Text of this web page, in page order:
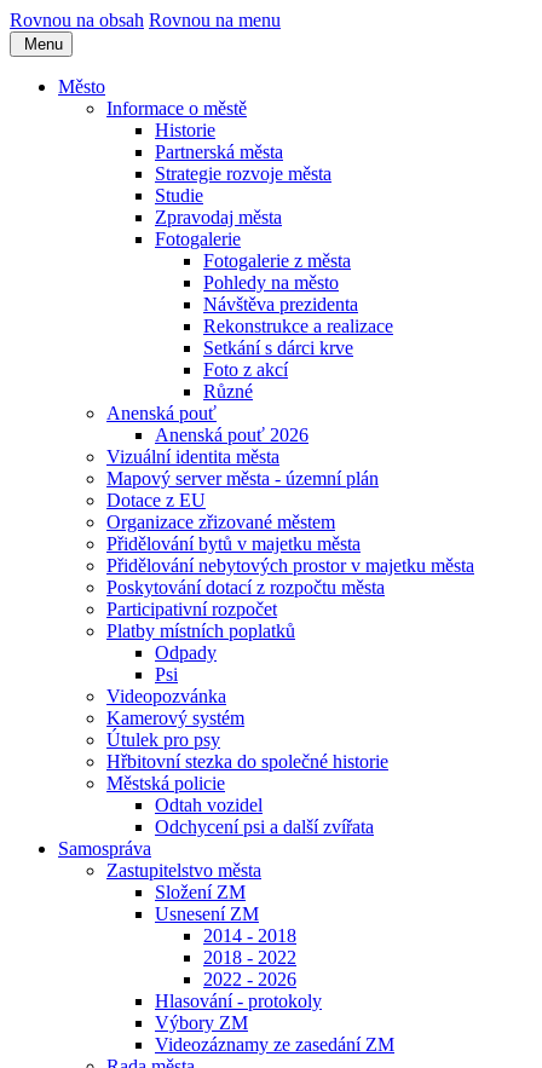
Rovnou na obsah Rovnou na menu
Menu
Město
Informace o městě
Historie
Partnerská města
Strategie rozvoje města
Studie
Zpravodaj města
Fotogalerie
Fotogalerie z města
Pohledy na město
Návštěva prezidenta
Rekonstrukce a realizace
Setkání s dárci krve
Foto z akcí
Různé
Anenská pouť
Anenská pouť 2026
Vizuální identita města
Mapový server města - územní plán
Dotace z EU
Organizace zřizované městem
Přidělování bytů v majetku města
Přidělování nebytových prostor v majetku města
Poskytování dotací z rozpočtu města
Participativní rozpočet
Platby místních poplatků
Odpady
Psi
Videopozvánka
Kamerový systém
Útulek pro psy
Hřbitovní stezka do společné historie
Městská policie
Odtah vozidel
Odchycení psi a další zvířata
Samospráva
Zastupitelstvo města
Složení ZM
Usnesení ZM
2014 - 2018
2018 - 2022
2022 - 2026
Hlasování - protokoly
Výbory ZM
Videozáznamy ze zasedání ZM